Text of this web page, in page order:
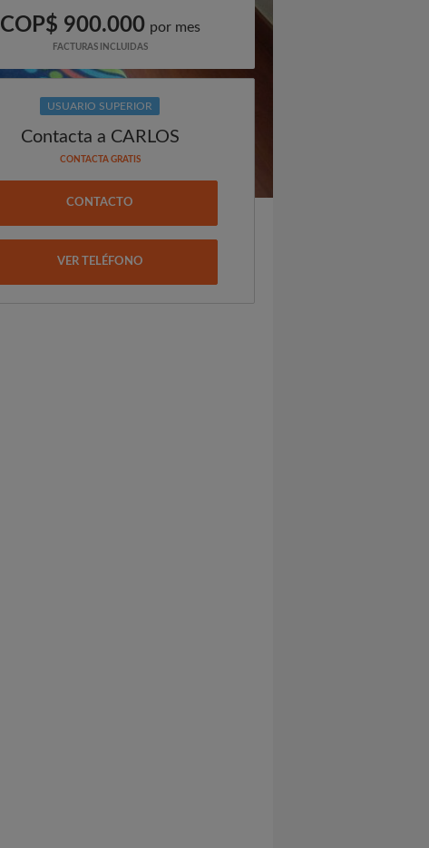
COP$ 900.000 por mes
FACTURAS INCLUIDAS
USUARIO SUPERIOR
Contacta a CARLOS
CONTACTA GRATIS
CONTACTO
VER TELÉFONO